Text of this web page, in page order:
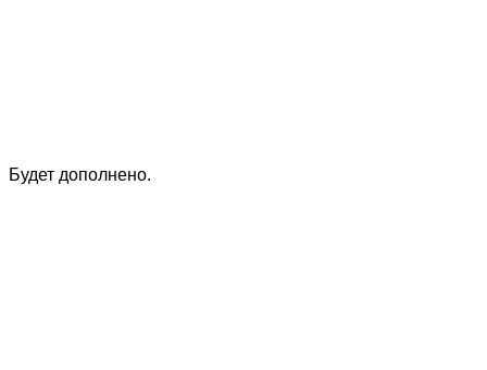
Будет дополнено.